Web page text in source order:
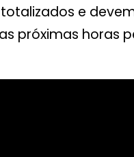
e
próximas horas